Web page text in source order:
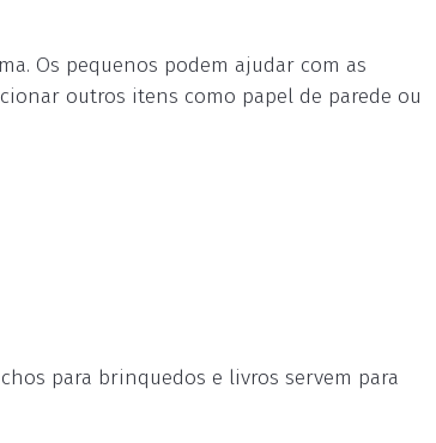
Os pequenos podem ajudar com as
outros itens como papel de parede ou
para brinquedos e livros servem para